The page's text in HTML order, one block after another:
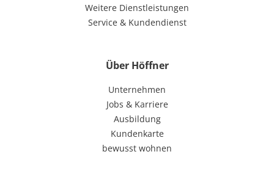
Weitere Dienstleistungen
Service & Kundendienst
Über Höffner
Unternehmen
Jobs & Karriere
Ausbildung
Kundenkarte
bewusst wohnen